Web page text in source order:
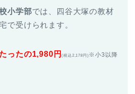
小学部では、四谷大塚の教材
で受けられます。
ったの1,980円(税込2,178円) ※小3以降